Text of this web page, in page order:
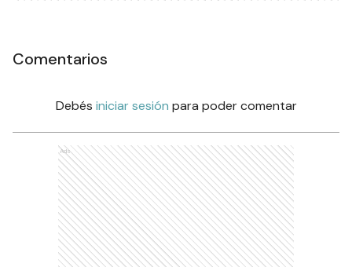
Comentarios
Debés iniciar sesión para poder comentar
Ads